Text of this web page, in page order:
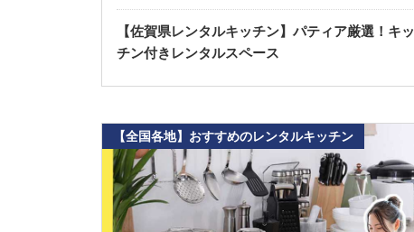
【佐賀県レンタルキッチン】パティア厳選！キッ
チン付きレンタルスペース
【全国各地】おすすめのレンタルキッチン